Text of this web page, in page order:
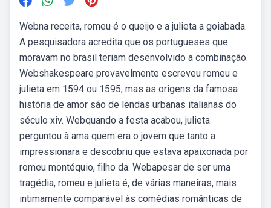
Webna receita, romeu é o queijo e a julieta a goiabada.
A pesquisadora acredita que os portugueses que
moravam no brasil teriam desenvolvido a combinação.
Webshakespeare provavelmente escreveu romeu e
julieta em 1594 ou 1595, mas as origens da famosa
história de amor são de lendas urbanas italianas do
século xiv. Webquando a festa acabou, julieta
perguntou à ama quem era o jovem que tanto a
impressionara e descobriu que estava apaixonada por
romeu montéquio, filho da. Webapesar de ser uma
tragédia, romeu e julieta é, de várias maneiras, mais
intimamente comparável às comédias românticas de